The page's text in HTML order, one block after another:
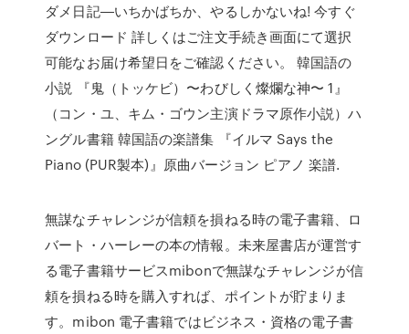
ダメ日記―いちかばちか、やるしかないね! 今すぐ
ダウンロード 詳しくはご注文手続き画面にて選択
可能なお届け希望日をご確認ください。 韓国語の
小説 『鬼（トッケビ）〜わびしく燦爛な神〜 1』
（コン・ユ、キム・ゴウン主演ドラマ原作小説）ハ
ングル書籍 韓国語の楽譜集 『イルマ Says the
Piano (PUR製本)』原曲バージョン ピアノ 楽譜.
無謀なチャレンジが信頼を損ねる時の電子書籍、ロ
バート・ハーレーの本の情報。未来屋書店が運営す
る電子書籍サービスmibonで無謀なチャレンジが信
頼を損ねる時を購入すれば、ポイントが貯まりま
す。mibon 電子書籍ではビジネス・資格の電子書